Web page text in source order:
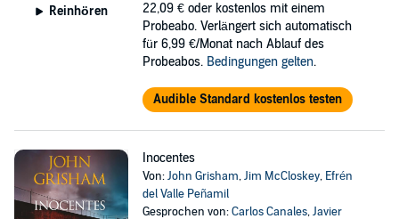
Reinhören 22,09 € oder kostenlos mit einem
Probeabo. Verlängert sich automatisch
für 6,99 €/Monat nach Ablauf des
Probeabos. Bedingungen gelten.
Audible Standard kostenlos testen
Inocentes
Von:John Grisham,Jim McCloskey, Efrén
del Valle Peñamil
Gesprochen von:Carlos Canales,Javier